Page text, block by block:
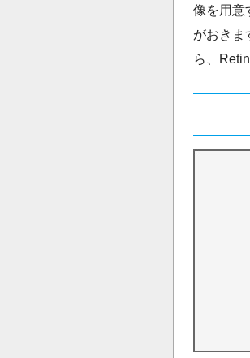
像を用意
がおきま
ら、